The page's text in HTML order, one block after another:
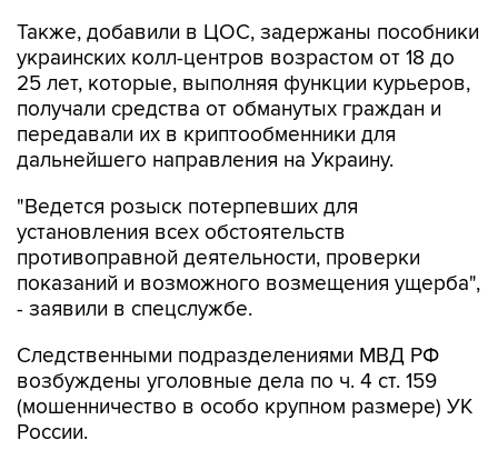
Также, добавили в ЦОС, задержаны пособники
украинских колл-центров возрастом от 18 до
25 лет, которые, выполняя функции курьеров,
получали средства от обманутых граждан и
передавали их в криптообменники для
дальнейшего направления на Украину.
"Ведется розыск потерпевших для
установления всех обстоятельств
противоправной деятельности, проверки
показаний и возможного возмещения ущерба",
- заявили в спецслужбе.
Следственными подразделениями МВД РФ
возбуждены уголовные дела по ч. 4 ст. 159
(мошенничество в особо крупном размере) УК
России.